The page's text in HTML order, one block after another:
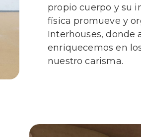
propio cuerpo y su
física promueve y
Interhouses, donde
enriquecemos en
nuestro carisma.